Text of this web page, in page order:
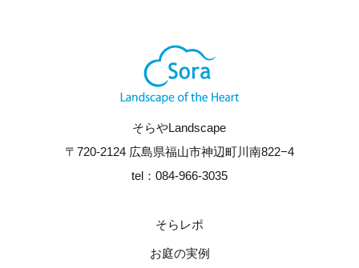
そらやLandscape
〒720-2124 広島県福山市神辺町川南822−4
tel：084-966-3035
そらレポ
お庭の実例